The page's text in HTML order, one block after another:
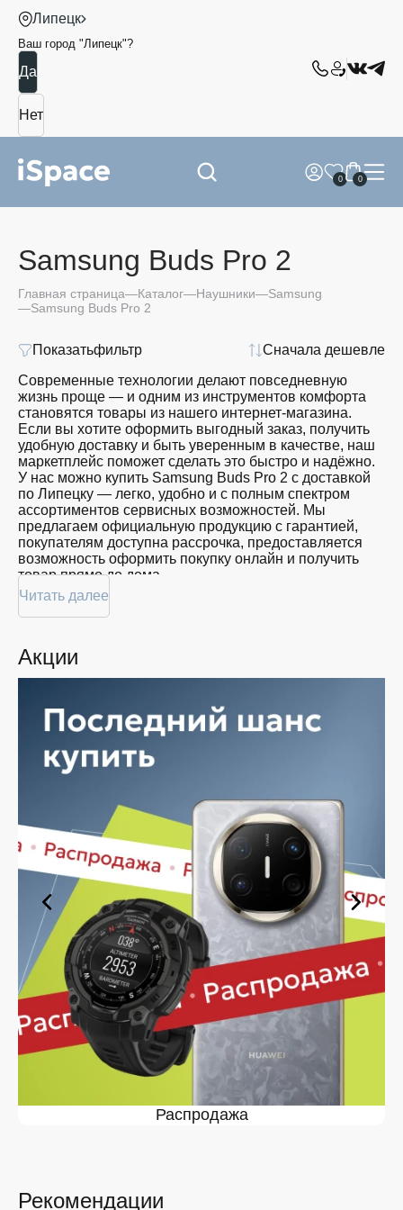
Липецк
Ваш город "Липецк"?
0 0
Samsung Buds Pro 2
Главная страница Каталог Наушники
Samsung
Samsung Buds Pro 2
Показатьфильтр
Сначала дешевле
Современные технологии делают повседневную
жизнь проще — и одним из инструментов комфорта
становятся товары из нашего интернет-магазина.
Если вы хотите оформить выгодный заказ, получить
удобную доставку и быть уверенным в качестве, наш
маркетплейс поможет сделать это быстро и надёжно.
У нас можно купить Samsung Buds Pro 2 с доставкой
по Липецку — легко, удобно и с полным спектром
ассортиментов сервисных возможностей. Мы
предлагаем официальную продукцию с гарантией,
покупателям доступна рассрочка, предоставляется
возможность оформить покупку онлайн и получить
товар прямо до дома.
Покупателям доступна покупка Samsung Buds Pro 2
по привлекательной цене: мы регулярно обновляем
предоставляем большой выбор продукции. В нашем
магазине в Липецке вы всегда найдёте нужный
быстро — независимо от объема, с возможностью
выполнить бесплатную доставку.
Планируете покупку в рассрочку? У нас есть такая
услуга. Мы предлагаем удобные условия оплаты,
выберите нужную позицию, добавьте в корзину и
оформите заявку — купить Samsung Buds Pro 2 в
Липецке вы сможете в кратчайшие сроки.
Ассортимент Samsung Buds Pro 2
в магазине iSpace в Липецке
На нашей торговой платформе представлен широкий
выбор продукции. Среди ассортимента, как новинки
рынка, так и проверенные временем модели. Каждый
продукт в каталоге соответствует стандартам
качества. Вы можете выбрать и заказать Samsung
Buds Pro 2 в Липецке в удобной конфигурации и с
доступной ценой.
Мы постоянно обновляем ассортимент, отслеживаем
наличие, поддерживаем актуальность информации,
касающейся цен и наличия. Благодаря этому клиенты
получают лучшие предложения и экономят своё
время. Преимущества покупки у нас:
Читать далее
Акции
Распродажа
Рекомендации